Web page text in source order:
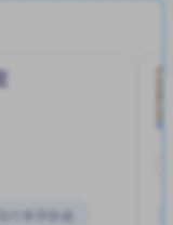
自行車停放處